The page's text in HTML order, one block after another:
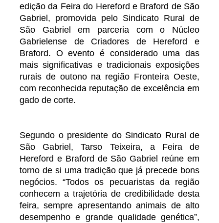
edição da Feira do Hereford e Braford de São
Gabriel, promovida pelo Sindicato Rural de
São Gabriel em parceria com o Núcleo
Gabrielense de Criadores de Hereford e
Braford. O evento é considerado uma das
mais significativas e tradicionais exposições
rurais de outono na região Fronteira Oeste,
com reconhecida reputação de excelência em
gado de corte.
Segundo o presidente do Sindicato Rural de
São Gabriel, Tarso Teixeira, a Feira de
Hereford e Braford de São Gabriel reúne em
torno de si uma tradição que já precede bons
negócios. “Todos os pecuaristas da região
conhecem a trajetória de credibilidade desta
feira, sempre apresentando animais de alto
desempenho e grande qualidade genética”,